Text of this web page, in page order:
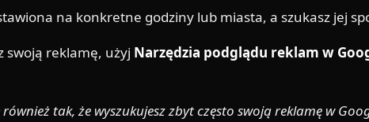
na konkretne godziny lub miasta, a szukasz jej
swoją reklamę, użyj Narzędzia podglądu reklam w
tak, że wyszukujesz zbyt często swoją reklamę w